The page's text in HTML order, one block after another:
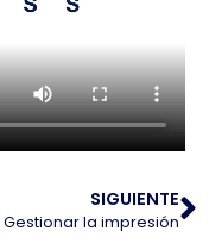
SIGUIENTE
Gestionar la impresión